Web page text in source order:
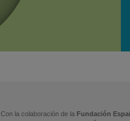
Con la colaboración de la Fundación